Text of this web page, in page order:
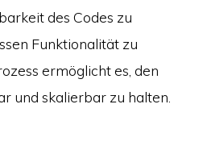
des Codes zu
Funktionalität zu
ermöglicht es, den
und skalierbar zu halten.